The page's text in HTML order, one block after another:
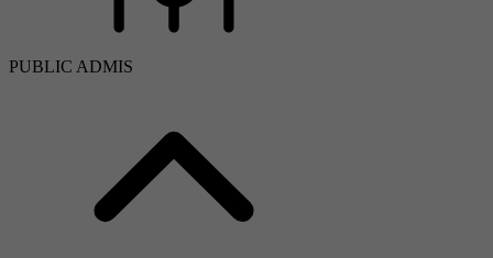
PUBLIC ADMIS